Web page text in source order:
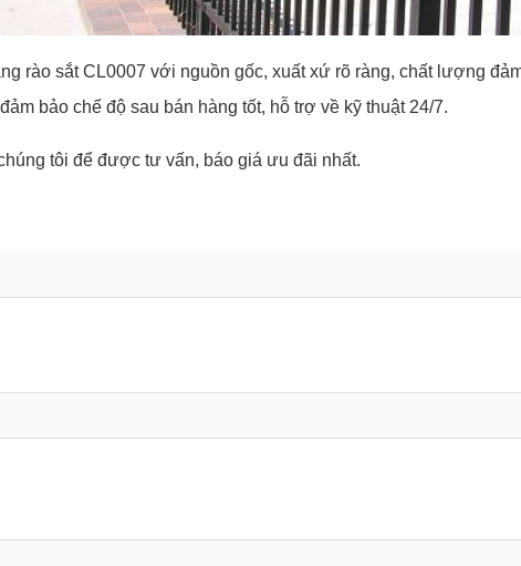
rào sắt CL0007 với nguồn gốc, xuất xứ rõ ràng, chất lượng
bảo chế độ sau bán hàng tốt, hỗ trợ về kỹ thuật 24/7.
tôi để được tư vấn, báo giá ưu đãi nhất.